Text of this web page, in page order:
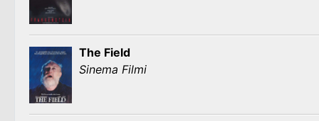
The Field
Sinema Filmi